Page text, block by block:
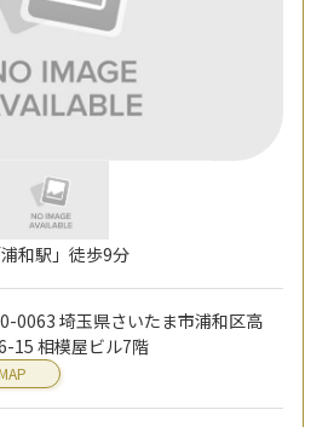
和駅」徒歩9分
0063 埼玉県さいたま市浦和区高
15 相模屋ビル7階